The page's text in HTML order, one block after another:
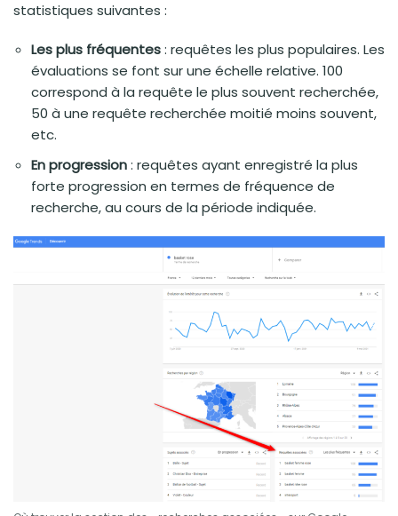
statistiques suivantes :
Les plus fréquentes: requêtes les plus populaires. Les
évaluations se font sur une échelle relative. 100
correspond à la requête le plus souvent recherchée,
50 à une requête recherchée moitié moins souvent,
etc.
En progression: requêtes ayant enregistré la plus
forte progression en termes de fréquence de
recherche, au cours de la période indiquée.